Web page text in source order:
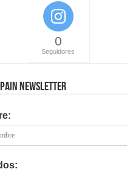
0
Seguidores
NEWSLETTER